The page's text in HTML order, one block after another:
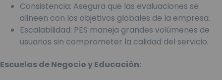
Consistencia: Asegura que las evaluaciones se
alineen con los objetivos globales de la empresa.
Escalabilidad: PES maneja grandes volúmenes de
usuarios sin comprometer la calidad del servicio.
Escuelas de Negocio y Educación: